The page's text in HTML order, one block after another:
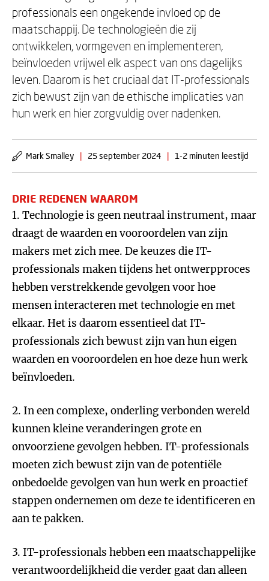
professionals een ongekende invloed op de
maatschappij. De technologieën die zij
ontwikkelen, vormgeven en implementeren,
beïnvloeden vrijwel elk aspect van ons dagelijks
leven. Daarom is het cruciaal dat IT-professionals
zich bewust zijn van de ethische implicaties van
hun werk en hier zorgvuldig over nadenken.
Mark Smalley | 25 september 2024 | 1-2 minuten leestijd
DRIE REDENEN WAAROM
1. Technologie is geen neutraal instrument, maar
draagt de waarden en vooroordelen van zijn
makers met zich mee. De keuzes die IT-
professionals maken tijdens het ontwerpproces
hebben verstrekkende gevolgen voor hoe
mensen interacteren met technologie en met
elkaar. Het is daarom essentieel dat IT-
professionals zich bewust zijn van hun eigen
waarden en vooroordelen en hoe deze hun werk
beïnvloeden.
2. In een complexe, onderling verbonden wereld
kunnen kleine veranderingen grote en
onvoorziene gevolgen hebben. IT-professionals
moeten zich bewust zijn van de potentiële
onbedoelde gevolgen van hun werk en proactief
stappen ondernemen om deze te identificeren en
aan te pakken.
3. IT-professionals hebben een maatschappelijke
verantwoordelijkheid die verder gaat dan alleen